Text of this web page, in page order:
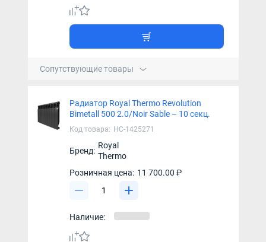
Сопутствующие товары
Радиатор Royal Thermo Revolution
Bimetall 500 2.0/Noir Sable – 10 секц.
Код товара: НС-1425271
Бренд:
Royal
Thermo
Розничная цена: 11 700.00 ₽
Наличие: